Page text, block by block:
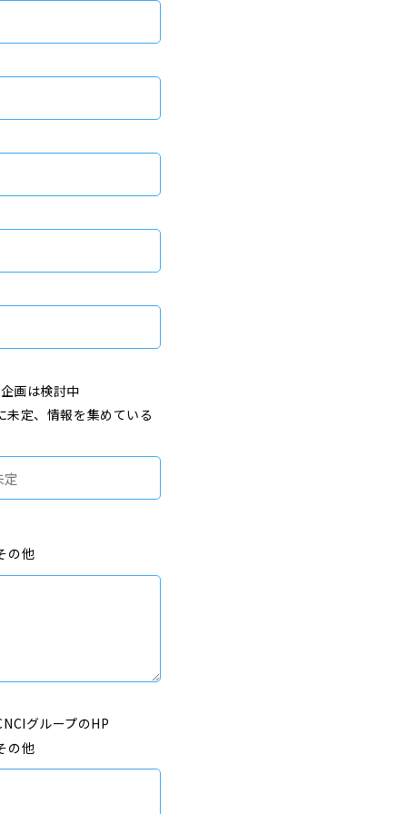
画は検討中
未定、情報を集めている
の他
グループのHP
の他